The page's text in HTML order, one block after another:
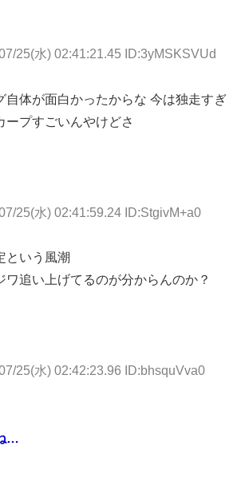
25(水) 02:41:21.45 ID:3yMSKSVUd
自体が面白かったからな 今は独走すぎ
ープすごいんやけどさ
25(水) 02:41:59.24 ID:StgivM+a0
という風潮
ワ追い上げてるのが分からんのか？
25(水) 02:42:23.96 ID:bhsquVva0
…